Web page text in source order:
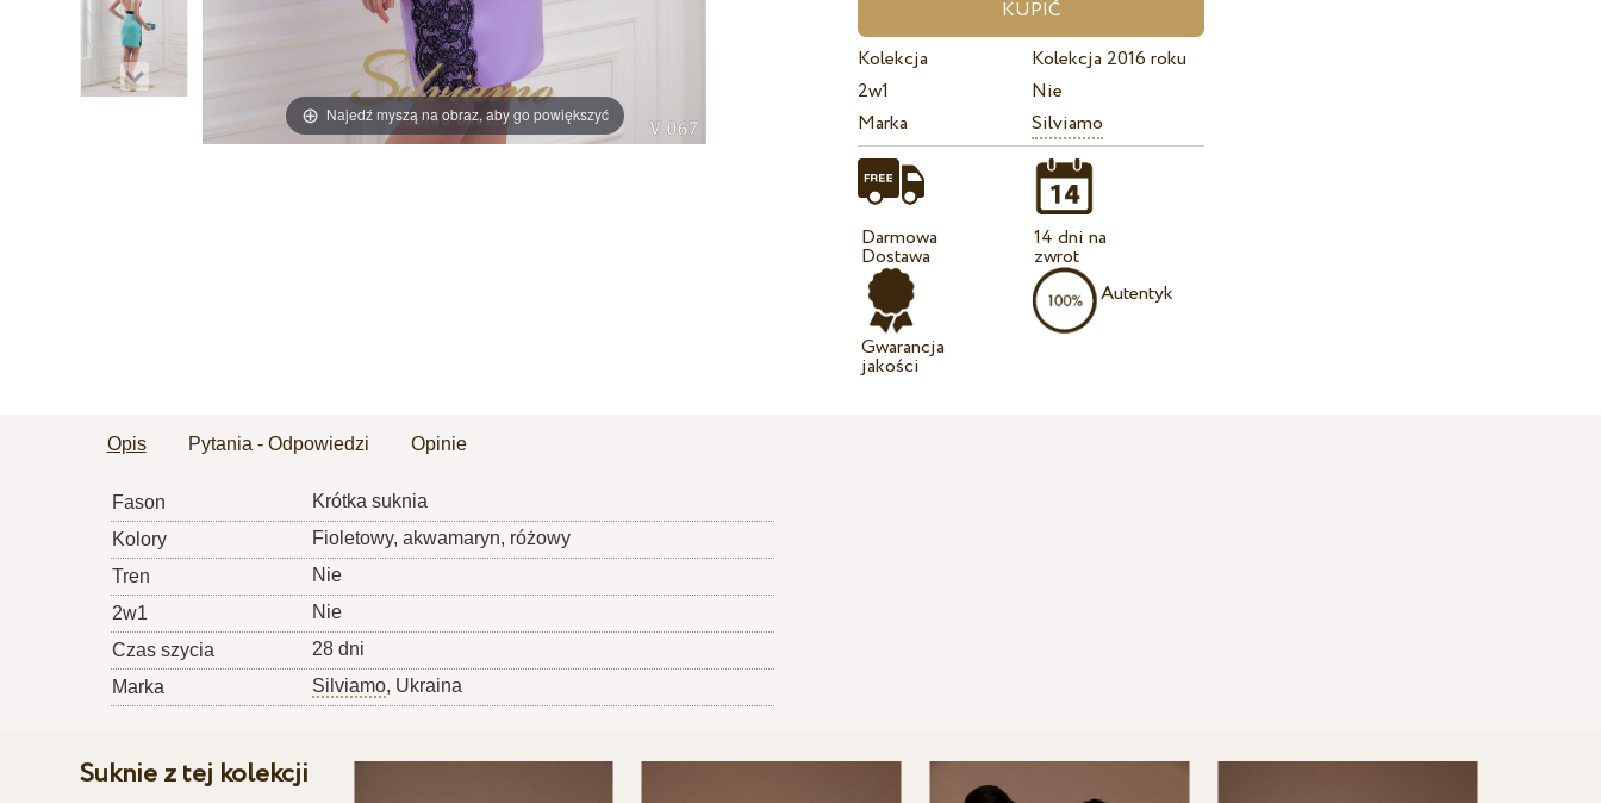
Najedź myszą na obraz, aby go powiększyć
Kolekcja
Kolekcja 2016 roku
2w1
Nie
Marka
Silviamo
Darmowa
Dostawa
Gwarancja
jakości
14 dni na
zwrot
Autentyk
Opis Pytania - Odpowiedzi Opinie
Fason
Krótka suknia
Kolory
Fioletowy, akwamaryn, różowy
Tren
Nie
2w1
Nie
Czas szycia
28 dni
Marka
Silviamo, Ukraina
Suknie z tej kolekcji